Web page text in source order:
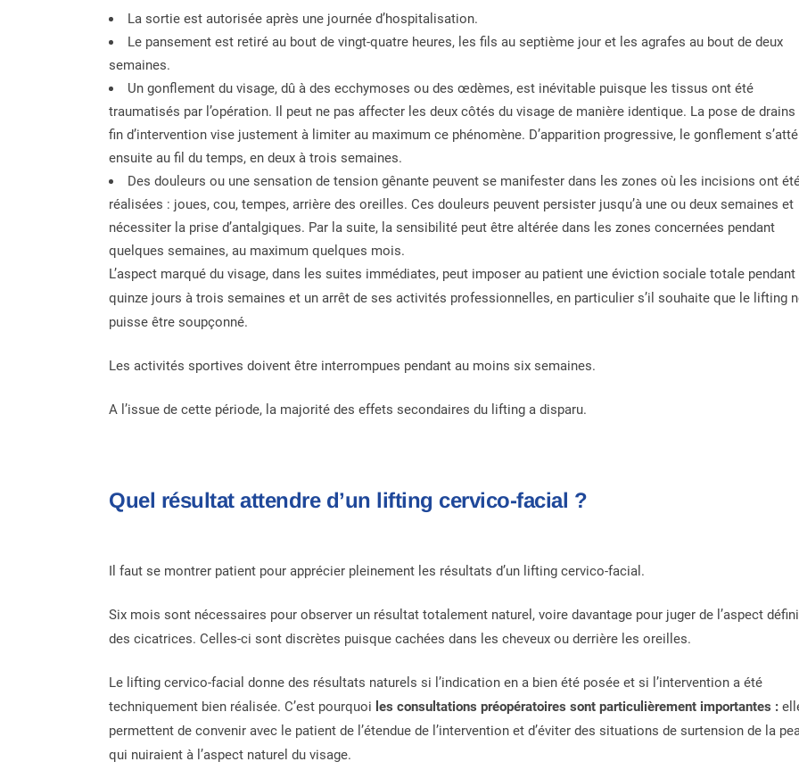
La sortie est autorisée après une journée d’hospitalisation.
Le pansement est retiré au bout de vingt-quatre heures, les fils au septième jour et les agrafes au bout de deux
semaines.
Un gonflement du visage, dû à des ecchymoses ou des œdèmes, est inévitable puisque les tissus ont été
traumatisés par l’opération. Il peut ne pas affecter les deux côtés du visage de manière identique. La pose de drains
fin d’intervention vise justement à limiter au maximum ce phénomène. D’apparition progressive, le gonflement
ensuite au fil du temps, en deux à trois semaines.
Des douleurs ou une sensation de tension gênante peuvent se manifester dans les zones où les incisions ont
réalisées : joues, cou, tempes, arrière des oreilles. Ces douleurs peuvent persister jusqu’à une ou deux semaines et
nécessiter la prise d’antalgiques. Par la suite, la sensibilité peut être altérée dans les zones concernées pendant
quelques semaines, au maximum quelques mois.
L’aspect marqué du visage, dans les suites immédiates, peut imposer au patient une éviction sociale totale pendant
quinze jours à trois semaines et un arrêt de ses activités professionnelles, en particulier s’il souhaite que le lifting
puisse être soupçonné.
Les activités sportives doivent être interrompues pendant au moins six semaines.
A l’issue de cette période, la majorité des effets secondaires du lifting a disparu.
Quel résultat attendre d’un lifting cervico-facial ?
Il faut se montrer patient pour apprécier pleinement les résultats d’un lifting cervico-facial.
Six mois sont nécessaires pour observer un résultat totalement naturel, voire davantage pour juger de l’aspect
des cicatrices. Celles-ci sont discrètes puisque cachées dans les cheveux ou derrière les oreilles.
Le lifting cervico-facial donne des résultats naturels si l’indication en a bien été posée et si l’intervention a été
techniquement bien réalisée. C’est pourquoi les consultations préopératoires sont particulièrement importantes :
permettent de convenir avec le patient de l’étendue de l’intervention et d’éviter des situations de surtension de la
qui nuiraient à l’aspect naturel du visage.